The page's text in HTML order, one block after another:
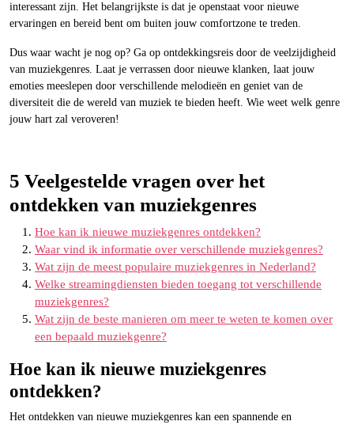
interessant zijn. Het belangrijkste is dat je openstaat voor nieuwe
ervaringen en bereid bent om buiten jouw comfortzone te treden.
Dus waar wacht je nog op? Ga op ontdekkingsreis door de veelzijdigheid
van muziekgenres. Laat je verrassen door nieuwe klanken, laat jouw
emoties meeslepen door verschillende melodieën en geniet van de
diversiteit die de wereld van muziek te bieden heeft. Wie weet welk genre
jouw hart zal veroveren!
5 Veelgestelde vragen over het
ontdekken van muziekgenres
Hoe kan ik nieuwe muziekgenres ontdekken?
Waar vind ik informatie over verschillende muziekgenres?
Wat zijn de meest populaire muziekgenres in Nederland?
Welke streamingdiensten bieden toegang tot verschillende
muziekgenres?
Wat zijn de beste manieren om meer te weten te komen over
een bepaald muziekgenre?
Hoe kan ik nieuwe muziekgenres
ontdekken?
Het ontdekken van nieuwe muziekgenres kan een spannende en